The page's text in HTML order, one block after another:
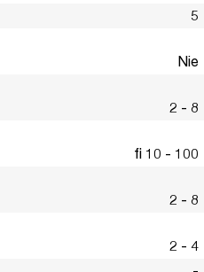
5
Nie
2 - 8
fi 10 - 100
2 - 8
2 - 4